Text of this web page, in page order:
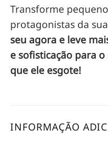
Transforme
protagonistas da
seu agora e leve
e sofisticação para
que ele esgote!
INFORMAÇÃO